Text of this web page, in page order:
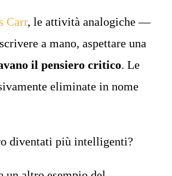
Carr, le attività analogiche —
a mano, aspettare una
il pensiero critico. Le
eliminate in nome
diventati più intelligenti?